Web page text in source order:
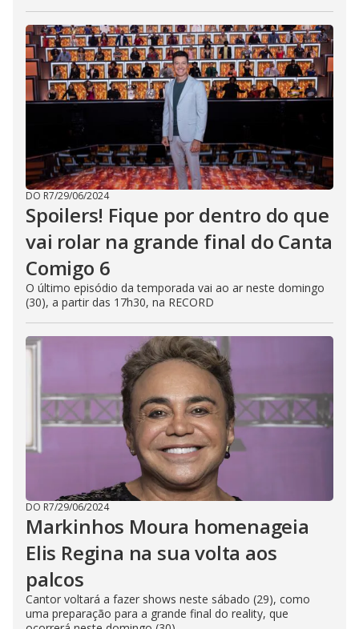
DO R7/29/06/2024
Spoilers! Fique por dentro do que
vai rolar na grande final do Canta
Comigo 6
O último episódio da temporada vai ao ar neste domingo
(30), a partir das 17h30, na RECORD
DO R7/29/06/2024
Markinhos Moura homenageia
Elis Regina na sua volta aos
palcos
Cantor voltará a fazer shows neste sábado (29), como
uma preparação para a grande final do reality, que